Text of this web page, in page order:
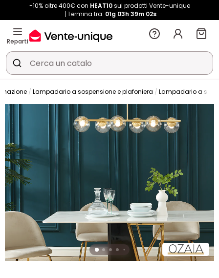
-10% oltre 400€ con HEAT10sui prodotti Vente-unique
Termina tra: 01g 03h 39m 01s
Reparti
Lampadario a sospensione e plafoniera Lampadario a